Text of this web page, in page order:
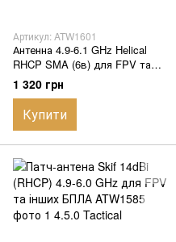
Артикул: ATW1601
Антенна 4.9-6.1 GHz Helical
RHCP SMA (6в) для FPV та
інших БПЛА
1 320 грн
Купити